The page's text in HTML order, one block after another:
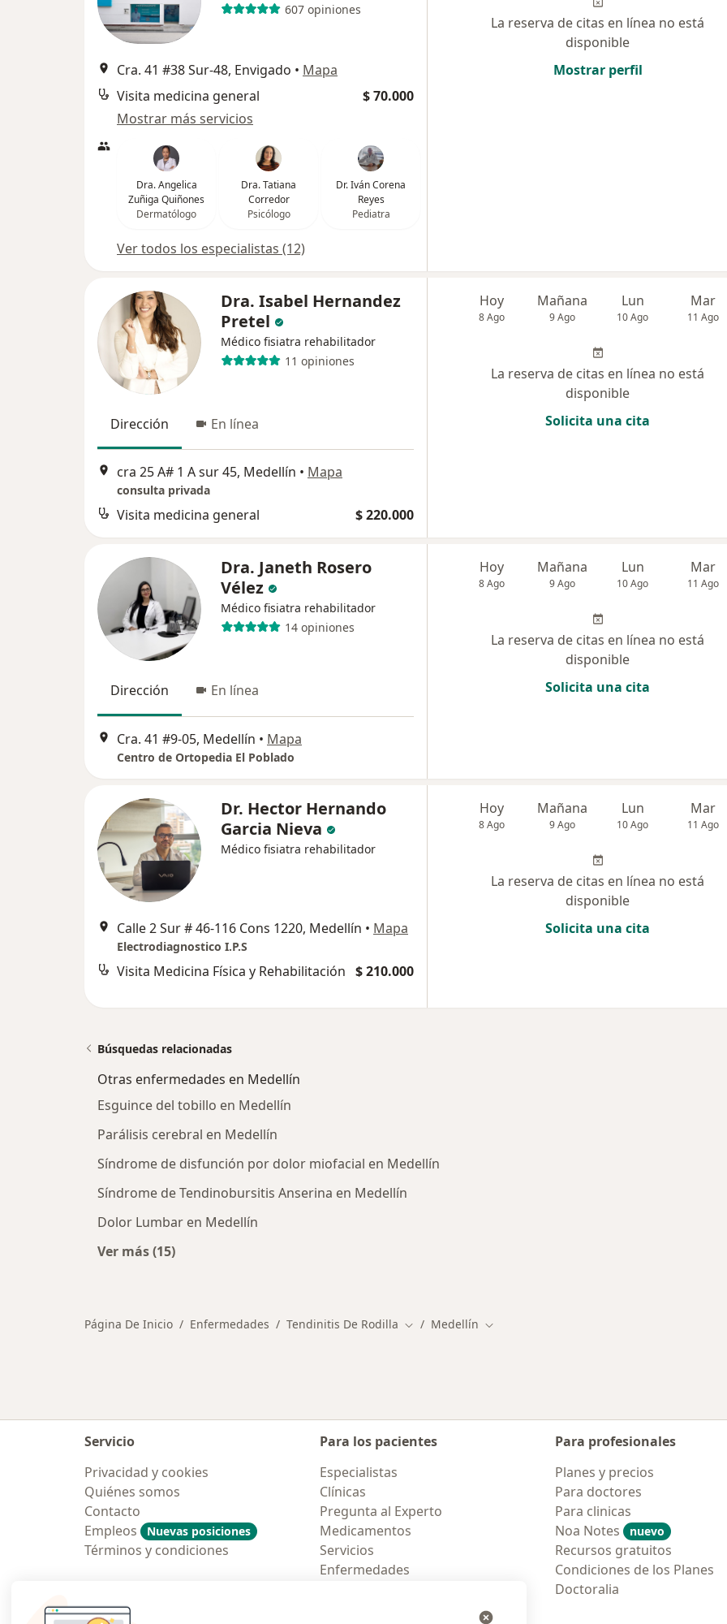
607 opiniones
Cra. 41 #38 Sur-48, Envigado • Mapa
Visita medicina general
$ 70.000
Mostrar más servicios
Dra. Angelica
Zuñiga Quiñones
Dermatólogo
Dra. Tatiana
Corredor
Psicólogo
Dr. Iván Corena
Reyes
Pediatra
Ver todos los especialistas (12)
La reserva de citas en línea no está
disponible
Mostrar perfil
Dra. Isabel Hernandez
Pretel
Médico fisiatra rehabilitador
11 opiniones
Dirección En línea
cra 25 A# 1 A sur 45, Medellín • Mapa
consulta privada
Visita medicina general $ 220.000
Hoy
8 Ago
Mañana
9 Ago
Lun
10 Ago
Mar
11 Ago
La reserva de citas en línea no está
disponible
Solicita una cita
Dra. Janeth Rosero
Vélez
Médico fisiatra rehabilitador
14 opiniones
Dirección En línea
Cra. 41 #9-05, Medellín • Mapa
Centro de Ortopedia El Poblado
Hoy
8 Ago
Mañana
9 Ago
Lun
10 Ago
Mar
11 Ago
La reserva de citas en línea no está
disponible
Solicita una cita
Dr. Hector Hernando
Garcia Nieva
Médico fisiatra rehabilitador
Calle 2 Sur # 46-116 Cons 1220, Medellín • Mapa
Electrodiagnostico I.P.S
Visita Medicina Física y Rehabilitación $ 210.000
Hoy
8 Ago
Mañana
9 Ago
Lun
10 Ago
Mar
11 Ago
La reserva de citas en línea no está
disponible
Solicita una cita
Búsquedas relacionadas
Otras enfermedades en Medellín
Esguince del tobillo en Medellín
Parálisis cerebral en Medellín
Síndrome de disfunción por dolor miofacial en Medellín
Síndrome de Tendinobursitis Anserina en Medellín
Dolor Lumbar en Medellín
Ver más (15)
Página De Inicio Enfermedades Tendinitis De Rodilla Cambiar de ciudad
Medellín Cambiar de ciudad
Servicio
Privacidad y cookies
Quiénes somos
Contacto
Empleos
Nuevas posiciones
Términos y condiciones
Para los pacientes
Especialistas
Clínicas
Pregunta al Experto
Medicamentos
Servicios
Enfermedades
Para profesionales
Planes y precios
Para doctores
Para clinicas
Noa Notes
nuevo
Recursos gratuitos
Condiciones de los Planes
Doctoralia